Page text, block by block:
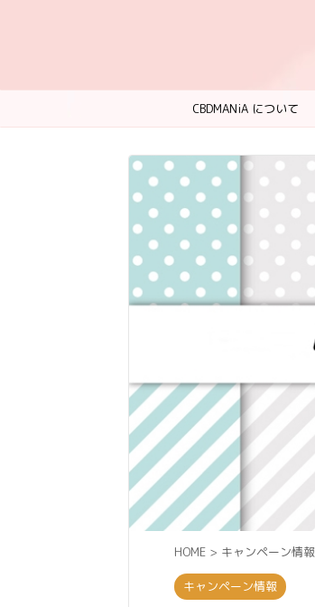
CBDMANiA について
HOME > キャンペーン情報
キャンペーン情報